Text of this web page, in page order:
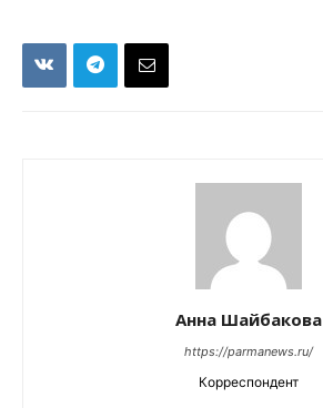
Анна Шайбакова
https://parmanews.ru/
Корреспондент